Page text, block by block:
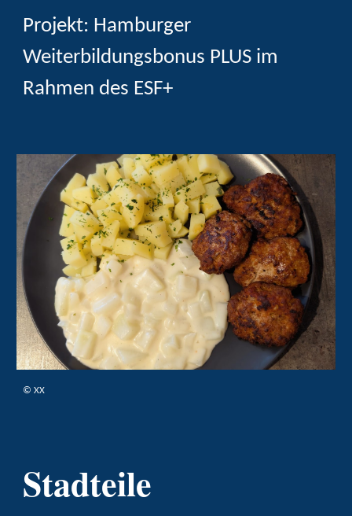
Projekt: Hamburger
Weiterbildungsbonus PLUS im
Rahmen des ESF+
© XX
Stadteile